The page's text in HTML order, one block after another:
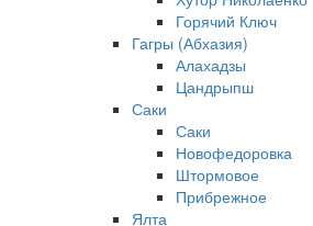
Горячий Ключ
Гагры (Абхазия)
Алахадзы
Цандрыпш
Саки
Саки
Новофедоровка
Штормовое
Прибрежное
Ялта